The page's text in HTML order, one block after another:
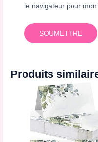
le navigateur pour
Produits